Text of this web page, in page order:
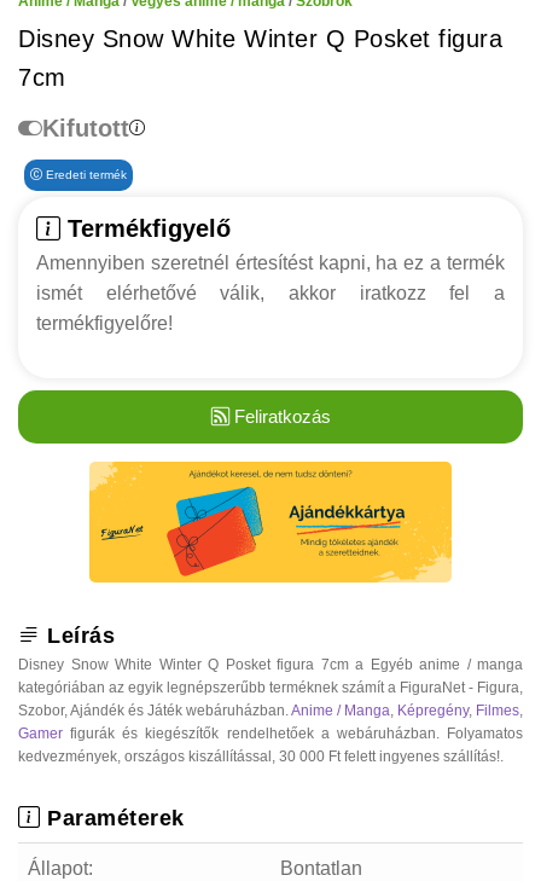
Disney Snow White Winter Q Posket figura
7cm
Kifutott
Eredeti termék
Termékfigyelő
Amennyiben szeretnél értesítést kapni, ha ez a termék
ismét elérhetővé válik, akkor iratkozz fel a
termékfigyelőre!
Feliratkozás
Leírás
Disney Snow White Winter Q Posket figura 7cm a Egyéb anime / manga
kategóriában az egyik legnépszerűbb terméknek számít a FiguraNet - Figura,
Szobor, Ajándék és Játék webáruházban. Anime / Manga Képregény, Filmes
Gamer figurák és kiegészítők rendelhetőek a webáruházban. Folyamatos
kedvezmények, országos kiszállítással, 30 000 Ft felett ingyenes szállítás!.
Paraméterek
Állapot: Bontatlan